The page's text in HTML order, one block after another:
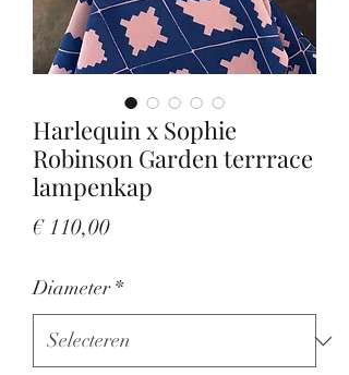
Harlequin x Sophie
Robinson Garden terrrace
lampenkap
€ 110,00Prijs
Diameter *